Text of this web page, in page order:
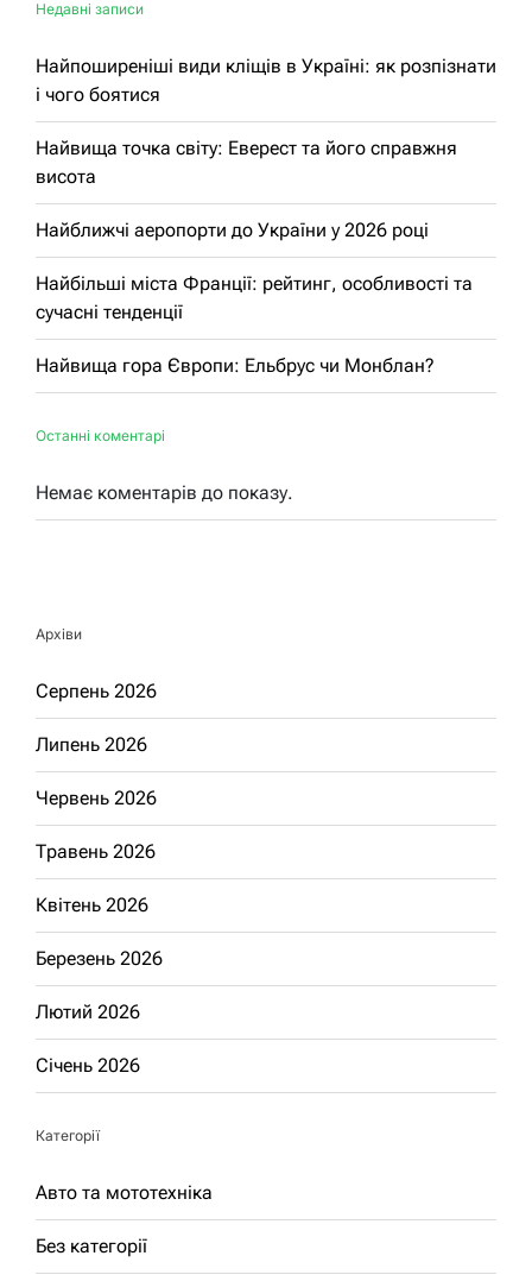
Недавні записи
Найпоширеніші види кліщів в Україні: як розпізнати
і чого боятися
Найвища точка світу: Еверест та його справжня
висота
Найближчі аеропорти до України у 2026 році
Найбільші міста Франції: рейтинг, особливості та
сучасні тенденції
Найвища гора Європи: Ельбрус чи Монблан?
Останні коментарі
Немає коментарів до показу.
Архіви
Серпень 2026
Липень 2026
Червень 2026
Травень 2026
Квітень 2026
Березень 2026
Лютий 2026
Січень 2026
Категорії
Авто та мототехніка
Без категорії